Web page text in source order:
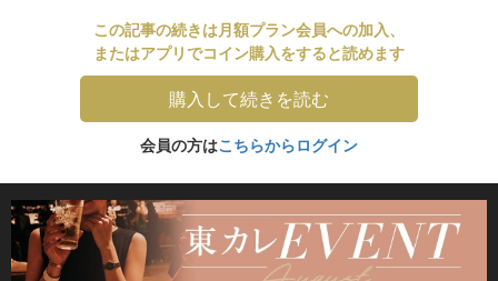
この記事の続きは月額プラン会員への加入、
またはアプリでコイン購入をすると読めます
購入して続きを読む
会員の方はこちらからログイン